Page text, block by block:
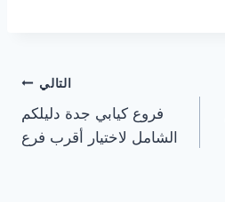
التالي
فروع كيابي جدة دليلكم
الشامل لاختيار أقرب فرع